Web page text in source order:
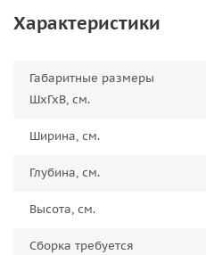
Характеристики
Габаритные размеры
ШхГхВ, см.
Ширина, см.
Глубина, см.
Высота, см.
Сборка требуется